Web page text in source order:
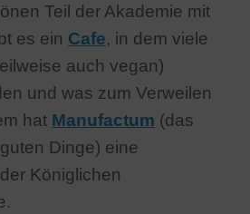
Teil der Akademie mit
es ein Cafe, in dem viele
auch vegan)
und was zum Verweilen
hat Manufactum (das
Dinge) eine
Königlichen